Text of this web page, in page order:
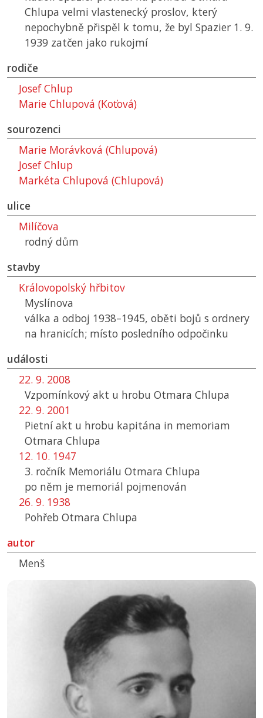
Chlupa velmi vlastenecký proslov, který
nepochybně přispěl k tomu, že byl Spazier 1. 9.
1939 zatčen jako rukojmí
rodiče
Josef Chlup
Marie Chlupová (Koťová)
sourozenci
Marie Morávková (Chlupová)
Josef Chlup
Markéta Chlupová (Chlupová)
ulice
Milíčova
rodný dům
stavby
Královopolský hřbitov
Myslínova
válka a odboj 1938–1945, oběti bojů s ordnery
na hranicích; místo posledního odpočinku
události
22. 9. 2008
Vzpomínkový akt u hrobu Otmara Chlupa
22. 9. 2001
Pietní akt u hrobu kapitána in memoriam
Otmara Chlupa
12. 10. 1947
3. ročník Memoriálu Otmara Chlupa
po něm je memoriál pojmenován
26. 9. 1938
Pohřeb Otmara Chlupa
autor
Menš